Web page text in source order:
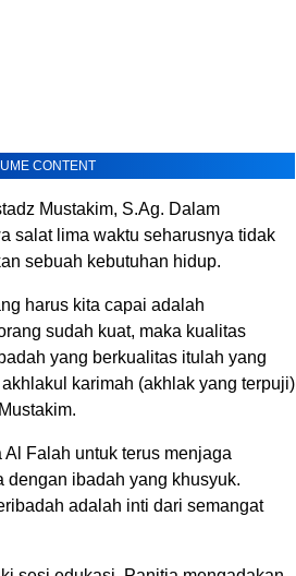
CONTENT
Mustakim, S.Ag. Dalam
salat lima waktu seharusnya tidak
sebuah kebutuhan hidup.
harus kita capai adalah
sudah kuat, maka kualitas
yang berkualitas itulah yang
karimah (akhlak yang terpuji)
Falah untuk terus menjaga
dengan ibadah yang khusyuk.
adalah inti dari semangat